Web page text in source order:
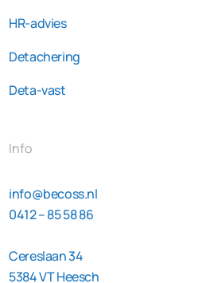
HR-advies
Detachering
Deta-vast
Info
info@becoss.nl
0412 – 85 58 86
Cereslaan 34
5384 VT Heesch